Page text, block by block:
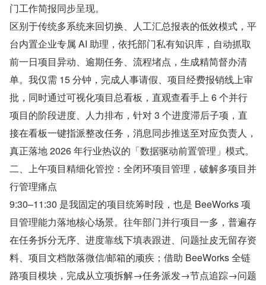
门工作简报同步呈现。
区别于传统多系统来回切换、人工汇总报表的低效模式，平
台内置企业专属 AI 助理，依托部门私有知识库，自动抓取
前一日项目异动、逾期任务、流程堵点，生成精简督办清
单。我仅需 15 分钟，完成人事请假、项目经费报销线上审
批，同时通过可视化项目总看板，直观查看手上 6 个并行
项目的阶段进度、人力排布，针对 3 个进度滞后子项，直
接在看板一键指派整改任务，消息同步推送至对应负责人，
真正落地 2026 年行业热议的「数据驱动前置管理」模式。
二、上午项目精细化管控：全闭环项目管理，破解多项目并
行管理痛点
9:30–11:30 是我固定的项目统筹时段，也是 BeeWorks 项
目管理能力落地核心场景。往年部门并行项目一多，普遍存
在任务拆分无序、进度靠线下填表跟进、问题扯皮无留存资
料、项目文档散落微信/邮箱的顽疾；借助 BeeWorks 全链
路项目模块，完成从立项拆解→任务派发→节点追踪→问题